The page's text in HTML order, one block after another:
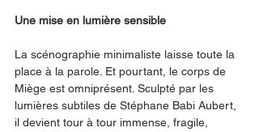
Une mise en lumière sensible
La scénographie minimaliste laisse toute la
place à la parole. Et pourtant, le corps de
Miège est omniprésent. Sculpté par les
lumières subtiles de Stéphane Babi Aubert,
il devient tour à tour immense, fragile,